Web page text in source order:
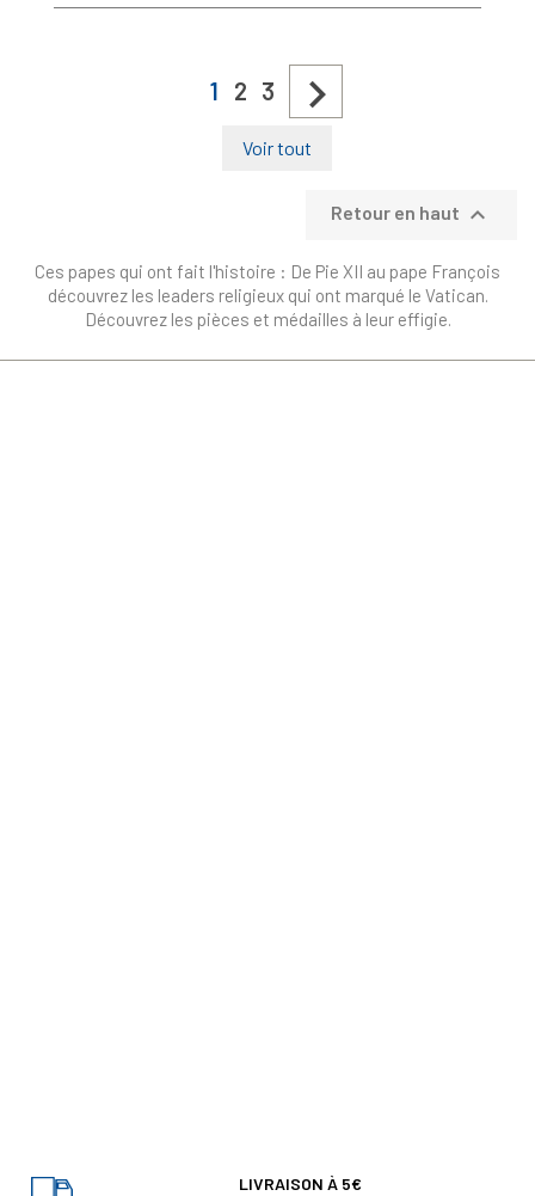
1 2 3 
Voir tout
Retour en haut 
Ces papes qui ont fait l'histoire : De Pie XII au pape François
découvrez les leaders religieux qui ont marqué le Vatican.
Découvrez les pièces et médailles à leur effigie.
LIVRAISON À 5€